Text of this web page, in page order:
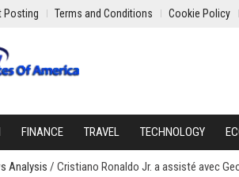
Posting Terms and Conditions Cookie Policy
FINANCE TRAVEL TECHNOLOGY
Analysis / Cristiano Ronaldo Jr. a assisté avec